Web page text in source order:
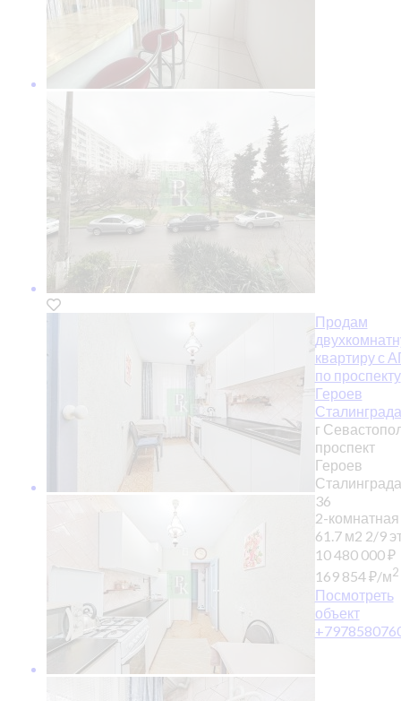
Продам
квартиру с
по проспекту
Героев
г
проспект
Героев
36
2-комнатная
61.7 м2 2/9
10 480 000₽
169 854₽/м2
Посмотреть
объект